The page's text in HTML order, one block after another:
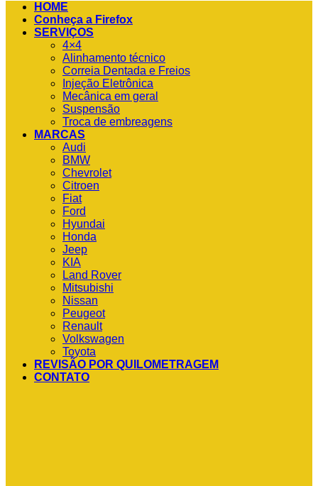
HOME
Conheça a Firefox
SERVIÇOS
4×4
Alinhamento técnico
Correia Dentada e Freios
Injeção Eletrônica
Mecânica em geral
Suspensão
Troca de embreagens
MARCAS
Audi
BMW
Chevrolet
Citroen
Fiat
Ford
Hyundai
Honda
Jeep
KIA
Land Rover
Mitsubishi
Nissan
Peugeot
Renault
Volkswagen
Toyota
REVISÃO POR QUILOMETRAGEM
CONTATO